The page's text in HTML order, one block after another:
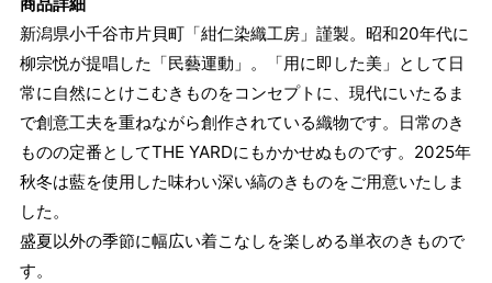
新潟県小千谷市片貝町「紺仁染織工房」謹製。昭和20年代に
柳宗悦が提唱した「民藝運動」。「用に即した美」として日
常に自然にとけこむきものをコンセプトに、現代にいたるま
で創意工夫を重ねながら創作されている織物です。日常のき
ものの定番としてTHE YARDにもかかせぬものです。2025年
秋冬は藍を使用した味わい深い縞のきものをご用意いたしま
した。
盛夏以外の季節に幅広い着こなしを楽しめる単衣のきもので
す。